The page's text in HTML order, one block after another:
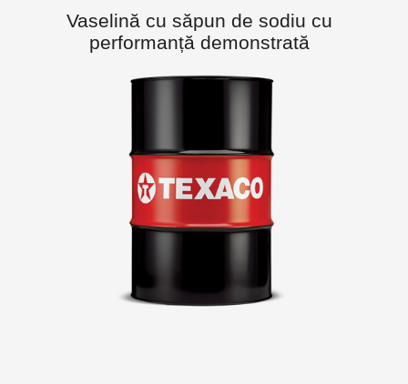
Vaselină cu săpun de sodiu cu
performanță demonstrată